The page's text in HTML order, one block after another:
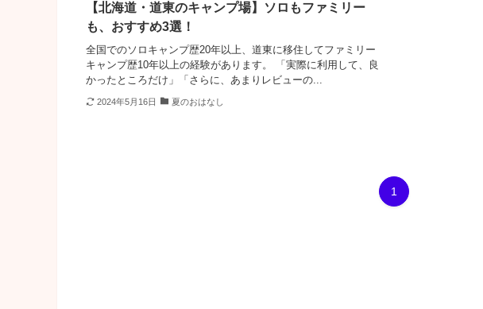
【北海道・道東のキャンプ場】ソロもファミリー
も、おすすめ3選！
全国でのソロキャンプ歴20年以上、道東に移住してファミリー
キャンプ歴10年以上の経験があります。 「実際に利用して、良
かったところだけ」「さらに、あまりレビューの...
2024年5月16日 夏のおはなし
1